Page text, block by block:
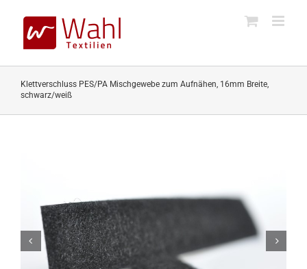
content
Klettverschluss PES/PA Mischgewebe zum Aufnähen, 16mm Breite,
schwarz/weiß